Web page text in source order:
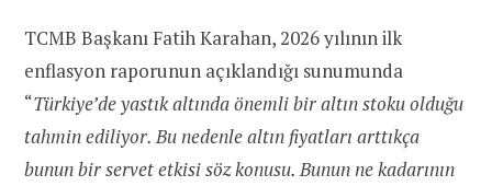
TCMB Başkanı Fatih Karahan, 2026 yılının ilk
enflasyon raporunun açıklandığı sunumunda
“Türkiye’de yastık altında önemli bir altın stoku olduğu
tahmin ediliyor. Bu nedenle altın fiyatları arttıkça
bunun bir servet etkisi söz konusu. Bunun ne kadarının